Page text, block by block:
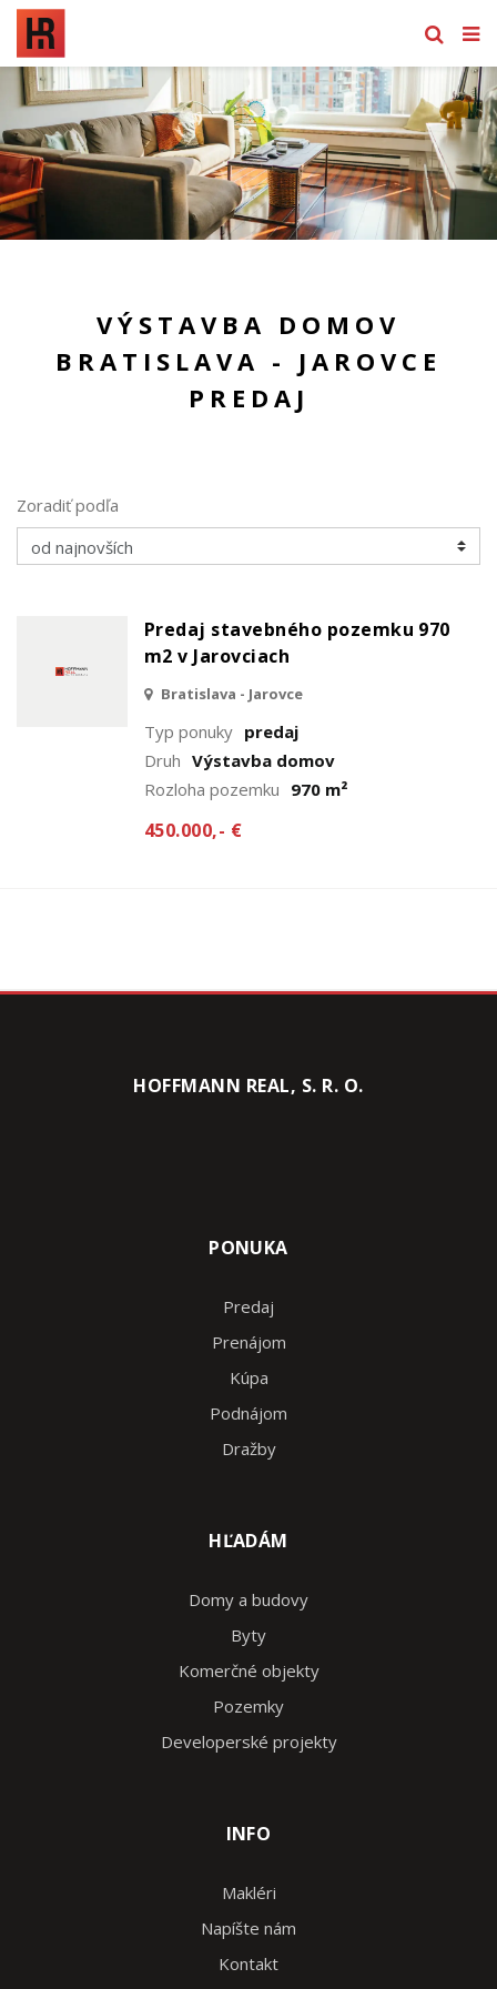
VÝSTAVBA DOMOV
BRATISLAVA - JAROVCE
PREDAJ
Zoradiť podľa
Predaj stavebného pozemku 970
m2 v Jarovciach
Bratislava - Jarovce
Typ ponuky predaj
Druh Výstavba domov
Rozloha pozemku 970 m²
450.000,- €
HOFFMANN REAL, S. R. O.
PONUKA
Predaj
Prenájom
Kúpa
Podnájom
Dražby
HĽADÁM
Domy a budovy
Byty
Komerčné objekty
Pozemky
Developerské projekty
INFO
Makléri
Napíšte nám
Kontakt